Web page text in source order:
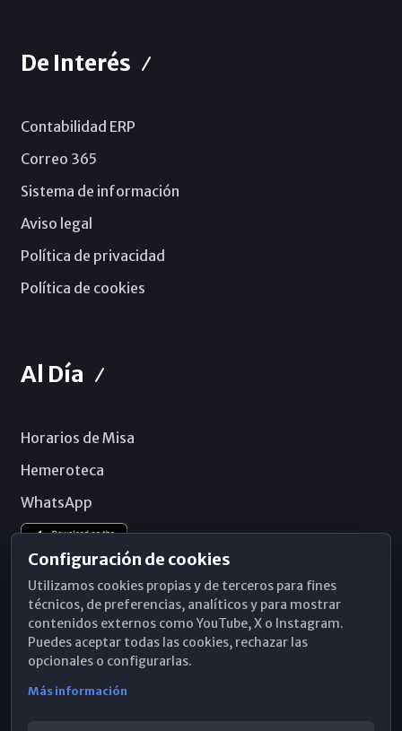
De Interés
Contabilidad ERP
Correo 365
Sistema de información
Aviso legal
Política de privacidad
Política de cookies
Al Día
Horarios de Misa
Hemeroteca
WhatsApp
Configuración de cookies
Utilizamos cookies propias y de terceros para fines
técnicos, de preferencias, analíticos y para mostrar
contenidos externos como YouTube, X o Instagram.
Puedes aceptar todas las cookies, rechazar las
opcionales o configurarlas.
Más información